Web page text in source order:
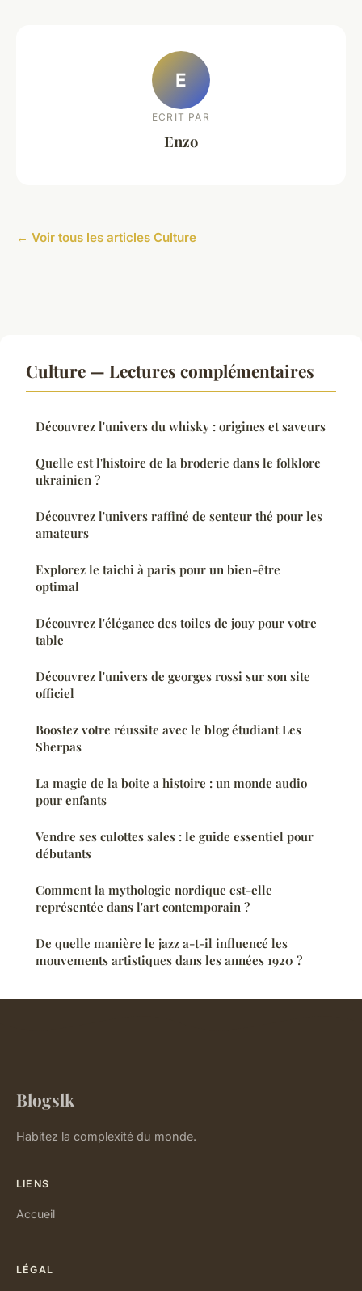
E
ECRIT PAR
Enzo
← Voir tous les articles Culture
Culture — Lectures complémentaires
Découvrez l'univers du whisky : origines et saveurs
Quelle est l'histoire de la broderie dans le folklore
ukrainien ?
Découvrez l'univers raffiné de senteur thé pour les
amateurs
Explorez le taichi à paris pour un bien-être
optimal
Découvrez l'élégance des toiles de jouy pour votre
table
Découvrez l'univers de georges rossi sur son site
officiel
Boostez votre réussite avec le blog étudiant Les
Sherpas
La magie de la boite a histoire : un monde audio
pour enfants
Vendre ses culottes sales : le guide essentiel pour
débutants
Comment la mythologie nordique est-elle
représentée dans l'art contemporain ?
De quelle manière le jazz a-t-il influencé les
mouvements artistiques dans les années 1920 ?
Blogslk
Habitez la complexité du monde.
LIENS
Accueil
LÉGAL